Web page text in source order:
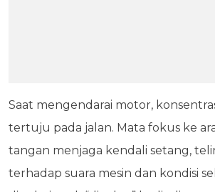
Saat mengendarai motor,
tertuju pada jalan. Mata fokus ke
tangan menjaga kendali setang,
terhadap suara mesin dan kondisi